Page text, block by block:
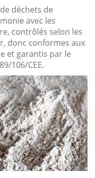
de déchets de
avec les
, contrôlés selon les
, donc conformes aux
et garantis par le
106/CEE.